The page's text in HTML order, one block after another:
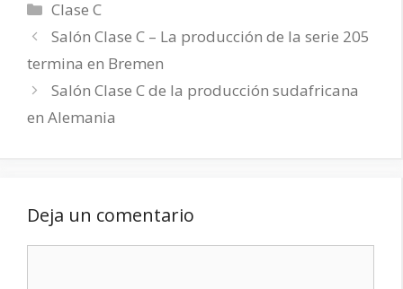
Categorías
Clase C
Salón Clase C – La producción de la serie 205
termina en Bremen
Salón Clase C de la producción sudafricana
en Alemania
Deja un comentario